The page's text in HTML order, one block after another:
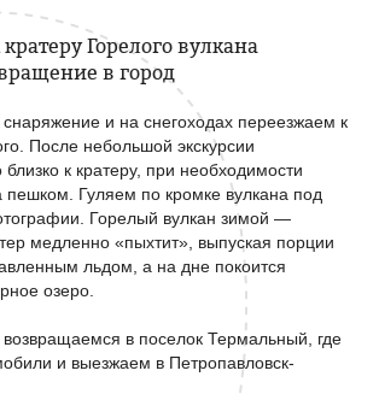
Горелого вулкана
в город
и на снегоходах переезжаем к
После небольшой экскурсии
к кратеру, при необходимости
Гуляем по кромке вулкана под
Горелый вулкан зимой —
медленно «пыхтит», выпуская порции
льдом, а на дне покоится
озеро.
в поселок Термальный, где
и выезжаем в Петропавловск-